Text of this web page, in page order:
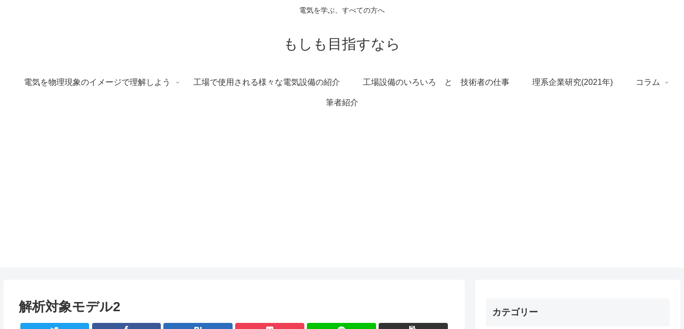
電気を学ぶ、すべての方へ
もしも目指すなら
電気を物理現象のイメージで理解しよう 工場で使用される様々な電気設備の紹介 工場設備のいろいろ と 技術者の仕事 理系企業研究(2021年) コラム
筆者紹介
解析対象モデル2 カテゴリー